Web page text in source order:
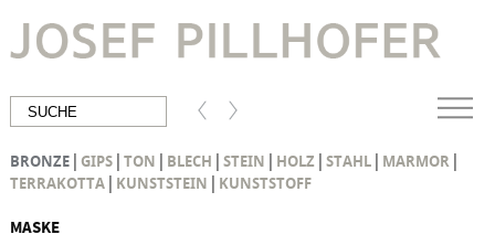
BRONZE | GIPS |TON | BLECH |STEIN | HOLZ |STAHL | MARMOR |
TERRAKOTTA | KUNSTSTEIN | KUNSTSTOFF
MASKE